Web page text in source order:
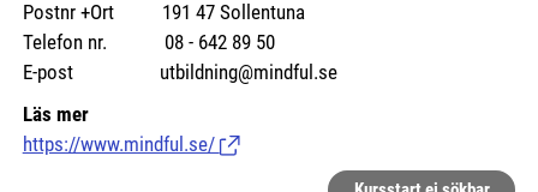
Postnr +Ort 191 47 Sollentuna
Telefon nr. 08 - 642 89 50
E-post utbildning@mindful.se
Läs mer
https://www.mindful.se/ (Länk till extern sida.)